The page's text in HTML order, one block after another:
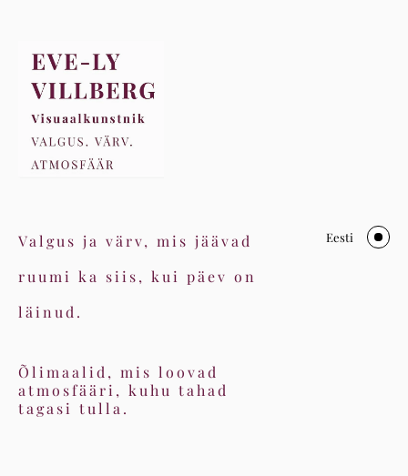
Valgus ja värv, mis jäävad
ruumi ka siis, kui päev on
läinud.
Õlimaalid, mis loovad
atmosfääri, kuhu tahad
tagasi tulla.
Eesti